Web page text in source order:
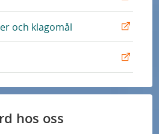
k
x
t
e
ä
k
och klagomål
x
e
r
n
hos oss